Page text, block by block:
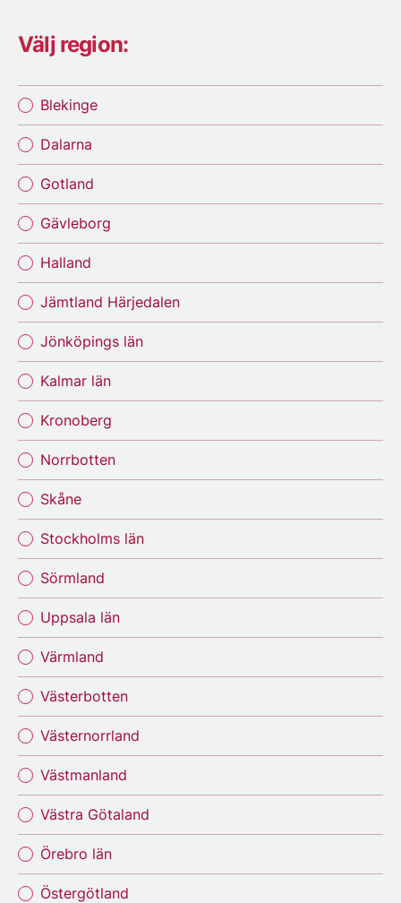
Välj region:
Blekinge
Dalarna
Gotland
Gävleborg
Halland
Jämtland Härjedalen
Jönköpings län
Kalmar län
Kronoberg
Norrbotten
Skåne
Stockholms län
Sörmland
Uppsala län
Värmland
Västerbotten
Västernorrland
Västmanland
Västra Götaland
Örebro län
Östergötland